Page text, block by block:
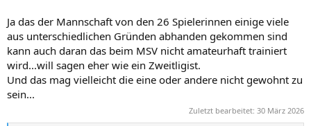
Ja das der Mannschaft von den 26 Spielerinnen einige viele
aus unterschiedlichen Gründen abhanden gekommen sind
kann auch daran das beim MSV nicht amateurhaft trainiert
wird...will sagen eher wie ein Zweitligist.
Und das mag vielleicht die eine oder andere nicht gewohnt zu
sein...
Zuletzt bearbeitet: 30 März 2026